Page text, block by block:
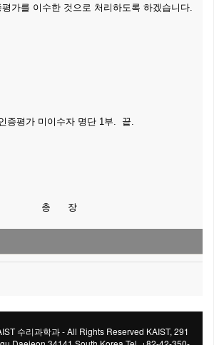
가를 이수한 것으로 처리하도록 하겠습니다.
증평가 미이수자 명단 1부. 끝.
장
수리과학과 - All Rights Reserved KAIST, 291